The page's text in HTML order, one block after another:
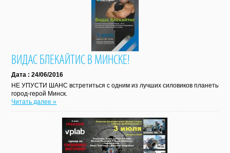
ВИДАС БЛЕКАЙТИС В МИНСКЕ!
Дата : 24/06/2016
НЕ УПУСТИ ШАНС встретиться с одним из лучших силовиков планеты!
город-герой Минск.
Читать далее »